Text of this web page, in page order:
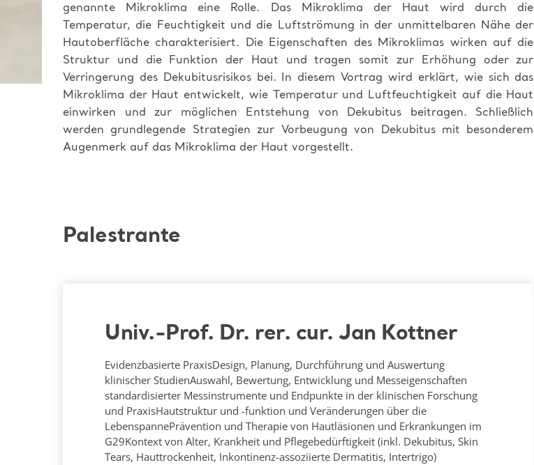
genannte Mikroklima eine Rolle. Das Mikroklima der Haut wird durch die
Temperatur, die Feuchtigkeit und die Luftströmung in der unmittelbaren Nähe der
Hautoberfläche charakterisiert. Die Eigenschaften des Mikroklimas wirken auf die
Struktur und die Funktion der Haut und tragen somit zur Erhöhung oder zur
Verringerung des Dekubitusrisikos bei. In diesem Vortrag wird erklärt, wie sich das
Mikroklima der Haut entwickelt, wie Temperatur und Luftfeuchtigkeit auf die Haut
einwirken und zur möglichen Entstehung von Dekubitus beitragen. Schließlich
werden grundlegende Strategien zur Vorbeugung von Dekubitus mit besonderem
Augenmerk auf das Mikroklima der Haut vorgestellt.
Palestrante
Univ.-Prof. Dr. rer. cur. Jan Kottner
Evidenzbasierte PraxisDesign, Planung, Durchführung und Auswertung
klinischer StudienAuswahl, Bewertung, Entwicklung und Messeigenschaften
standardisierter Messinstrumente und Endpunkte in der klinischen Forschung
und PraxisHautstruktur und -funktion und Veränderungen über die
LebenspannePrävention und Therapie von Hautläsionen und Erkrankungen im
G29Kontext von Alter, Krankheit und Pflegebedürftigkeit (inkl. Dekubitus, Skin
Tears, Hauttrockenheit, Inkontinenz-assoziierte Dermatitis, Intertrigo)